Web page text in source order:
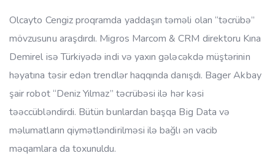
Olcayto Cengiz proqramda yaddaşın təməli olan “təcrübə”
mövzusunu araşdırdı. Migros Marcom & CRM direktoru Kına
Demirel isə Türkiyədə indi və yaxın gələcəkdə müştərinin
həyatına təsir edən trendlər haqqında danışdı. Bager Akbay
şair robot “Deniz Yılmaz” təcrübəsi ilə hər kəsi
təəccübləndirdi. Bütün bunlardan başqa Big Data və
məlumatların qiymətləndirilməsi ilə bağlı ən vacib
məqamlara da toxunuldu.